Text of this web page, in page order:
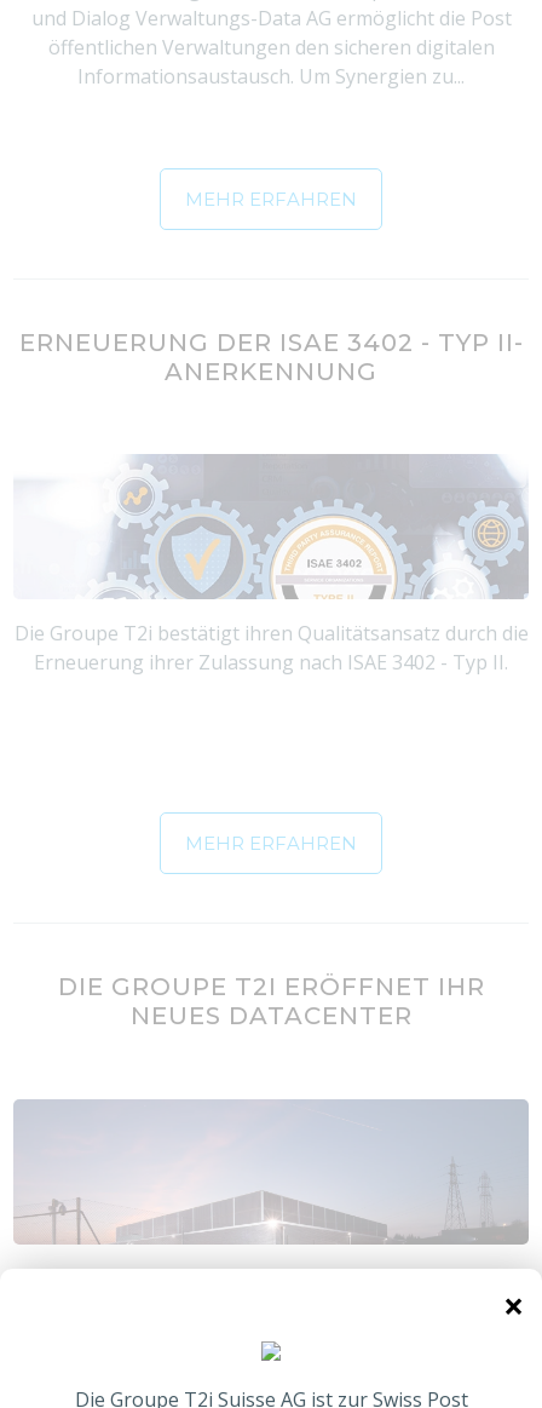
×
Die Groupe T2i Suisse AG ist zur Swiss Post
und Dialog Verwaltungs-Data AG ermöglicht die Post
öffentlichen Verwaltungen den sicheren digitalen
Informationsaustausch. Um Synergien zu...
MEHR ERFAHREN
ERNEUERUNG DER ISAE 3402 - TYP II-
ANERKENNUNG
Die Groupe T2i bestätigt ihren Qualitätsansatz durch die
Erneuerung ihrer Zulassung nach ISAE 3402 - Typ II.
MEHR ERFAHREN
DIE GROUPE T2I ERÖFFNET IHR
NEUES DATACENTER
Schweizer Rechenzentren: Brainserve. Dieses Projekt,
das 2023 beginnen soll, zielt darauf ab, die
Ausfallsicherheit, Sicherheit und Leistung des Cloud-